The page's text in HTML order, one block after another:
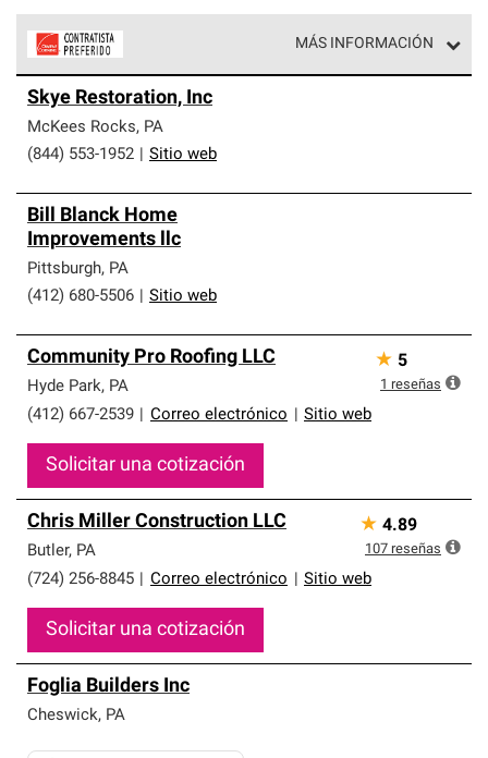
MÁS INFORMACIÓN
parte de una red exclusiva de profesionales de techos
que cumplen con altos estándares y requisitos estrictos
de profesionalismo y confiabilidad.
Skye Restoration, Inc
McKees Rocks, PA
(844) 553-1952
Sitio web
Bill Blanck Home
Improvements llc
Pittsburgh, PA
(412) 680-5506
Sitio web
Community Pro Roofing LLC
Hyde Park, PA
(412) 667-2539
Correo electrónico Sitio web
Solicitar una cotización
★ 5
1 reseñas
Chris Miller Construction LLC
Butler, PA
(724) 256-8845
Correo electrónico Sitio web
Solicitar una cotización
★ 4.89
107 reseñas
Foglia Builders Inc
Cheswick, PA